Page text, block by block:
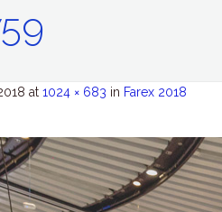
at 1024 × 683 in Farex 2018